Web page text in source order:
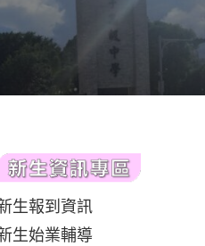
生報到資訊
生始業輔導